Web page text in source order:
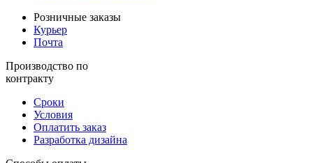
Розничные заказы
Курьер
Почта
Производство по
контракту
Сроки
Условия
Оплатить заказ
Разработка дизайна